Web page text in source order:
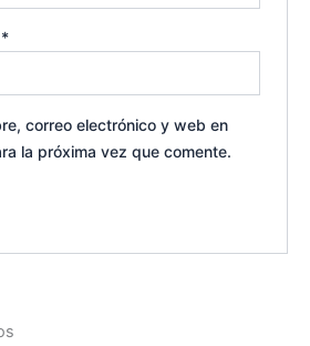
*
correo electrónico y web en
la próxima vez que comente.